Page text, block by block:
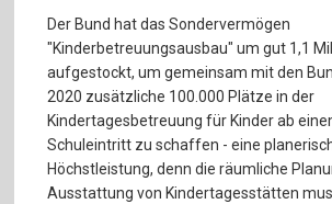
Der Bund hat das Sondervermögen
"Kinderbetreuungsausbau" um gut 1,1
aufgestockt, um gemeinsam mit den
2020 zusätzliche 100.000 Plätze in der
Kindertagesbetreuung für Kinder ab
Schuleintritt zu schaffen - eine
Höchstleistung, denn die räumliche
Ausstattung von Kindertagesstätten